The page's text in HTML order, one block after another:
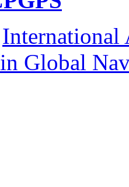
International
Global